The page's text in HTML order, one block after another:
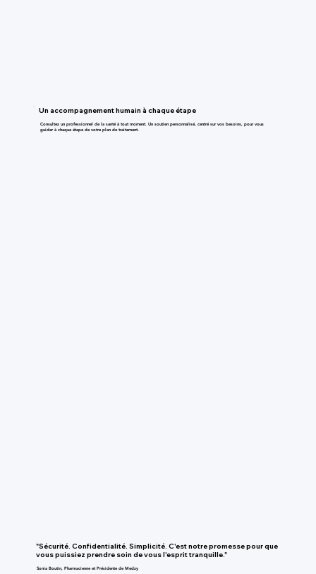
Un accompagnement humain à chaque étape
Consultez un professionnel de la santé à tout moment. Un soutien personnalisé, centré sur vos besoins, pour vous
guider à chaque étape de votre plan de traitement.
"Sécurité. Confidentialité. Simplicité. C'est notre promesse pour que
vous puissiez prendre soin de vous l'esprit tranquille."
Sonia Boutin, Pharmacienne et Présidente de Medzy